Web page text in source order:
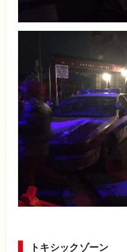
トキシックゾーン